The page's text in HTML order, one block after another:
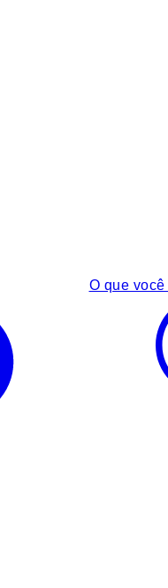
O que